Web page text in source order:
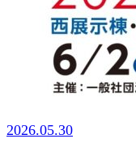
2026.05.30